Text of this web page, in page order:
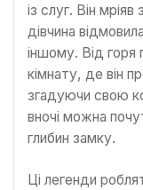
із слуг. Він
дівчина
іншому. Від горя
кімнату, де він
згадуючи свою
вночі можна
глибин замку.
Ці легенди